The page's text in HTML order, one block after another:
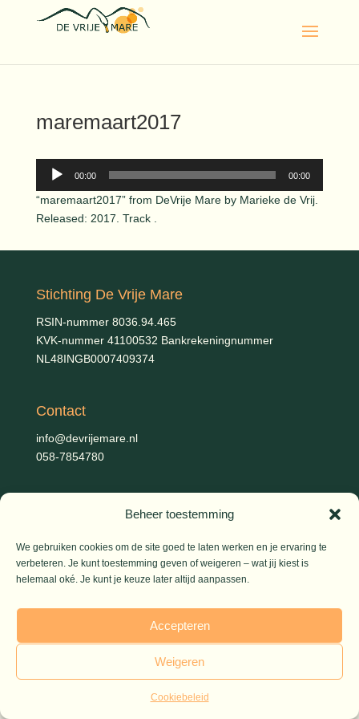
Beheer toestemming
We gebruiken cookies om de site goed te laten werken en je ervaring te
verbeteren. Je kunt toestemming geven of weigeren – wat jij kiest is
helemaal oké. Je kunt je keuze later altijd aanpassen.
Accepteren
Weigeren
Cookiebeleid
maremaart2017
Audiospeler
00:00 00:00
“maremaart2017” from DeVrije Mare by Marieke de Vrij.
Released: 2017. Track .
Stichting De Vrije Mare
RSIN-nummer 8036.94.465
KVK-nummer 41100532 Bankrekeningnummer
NL48INGB0007409374
Contact
info@devrijemare.nl
058-7854780
Blom (artikelen), Iris Planting (Marieke)
© 2026 De Vrije Mare